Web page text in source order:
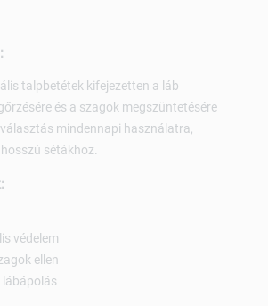
talpbetétek kifejezetten a láb
és a szagok megszüntetésére
mindennapi használatra,
sétákhoz.
védelem
ellen
lábápolás